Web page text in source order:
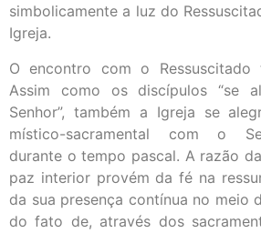
simbolicamente a luz do
Igreja.
O encontro com o
Assim como os discípulos “se
Senhor”, também a Igreja se
místico-sacramental com o
durante o tempo pascal. A razão
paz interior provém da fé na
da sua presença contínua no meio
do fato de, através dos